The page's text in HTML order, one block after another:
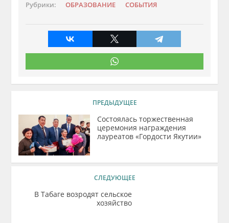
Рубрики: ОБРАЗОВАНИЕ СОБЫТИЯ
ПРЕДЫДУЩЕЕ
Состоялась торжественная
церемония награждения
лауреатов «Гордости Якутии»
СЛЕДУЮЩЕЕ
В Табаге возродят сельское
хозяйство